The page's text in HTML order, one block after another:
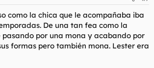
como la chica que le acompañaba iba
De una tan fea como la
pasando por una mona y acabando por
formas pero también mona. Lester era